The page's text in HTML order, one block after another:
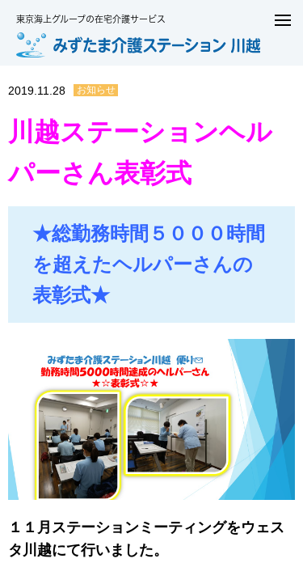
東京海上グループの在宅介護サービス
2019.11.28 お知らせ
川越ステーションヘル
パーさん表彰式
★総勤務時間５０００時間
を超えたヘルパーさんの
表彰式★
１１月ステーションミーティングをウェス
タ川越にて行いました。